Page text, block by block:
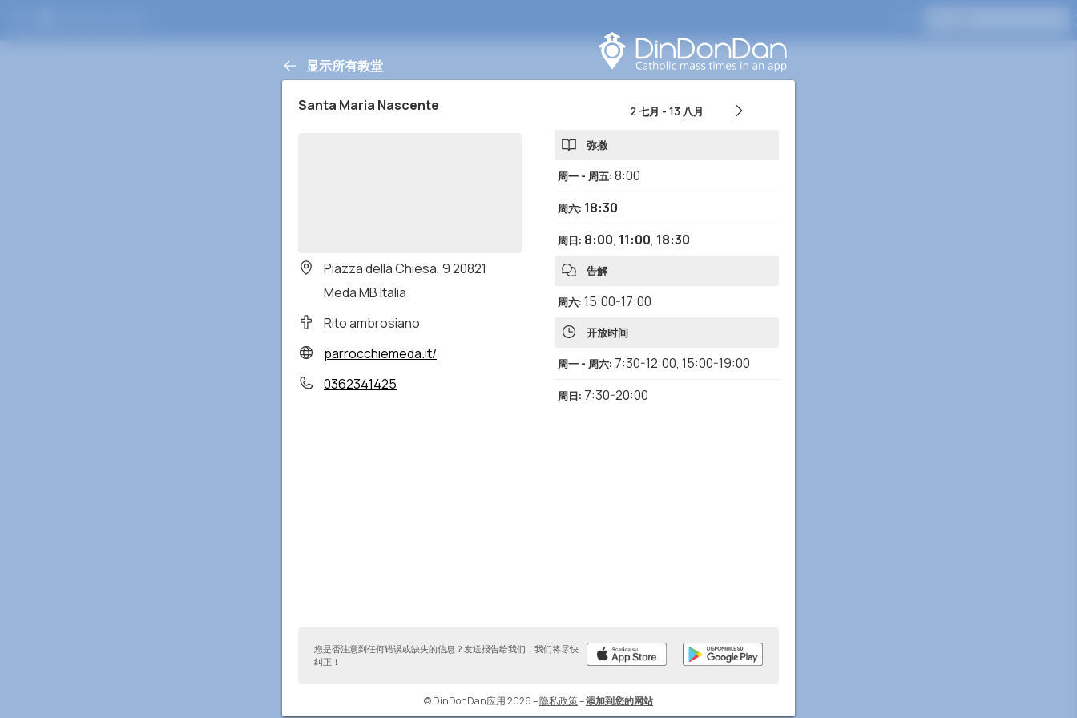
显示所有教堂
Santa Maria Nascente
Piazza della Chiesa, 9 20821
Meda MB Italia
Rito ambrosiano
parrocchiemeda.it/
0362341425
2 七月 - 13 八月
弥撒
周一 - 周五: 8:00
周六: 18:30
周日: 8:00, 11:00, 18:30
告解
周六: 15:00-17:00
开放时间
周一 - 周六: 7:30-12:00, 15:00-19:00
周日: 7:30-20:00
您是否注意到任何错误或缺失的信息？发送报告给我们，我们将尽快
纠正！
© DinDonDan应用 2026–隐私政策–添加到您的网站